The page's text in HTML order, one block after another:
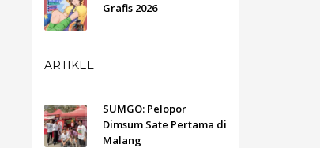
Grafis 2026
ARTIKEL
SUMGO: Pelopor
Dimsum Sate Pertama di
Malang